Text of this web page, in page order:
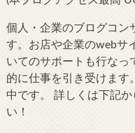
個人・企業のブログコン
す。お店や企業のwebサ
いてのサポートも行なっ
的に仕事を引き受けます
中です。 詳しくは下記
い！